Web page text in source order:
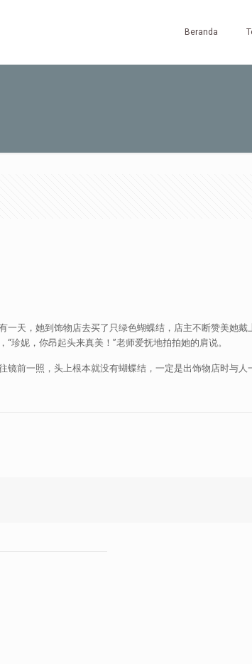
Beranda
天，她到饰物店去买了只绿色蝴蝶结，店主不断赞美她
珍妮，你昂起头来真美！”老师爱抚地拍拍她的肩说。
前一照，头上根本就没有蝴蝶结，一定是出饰物店时与